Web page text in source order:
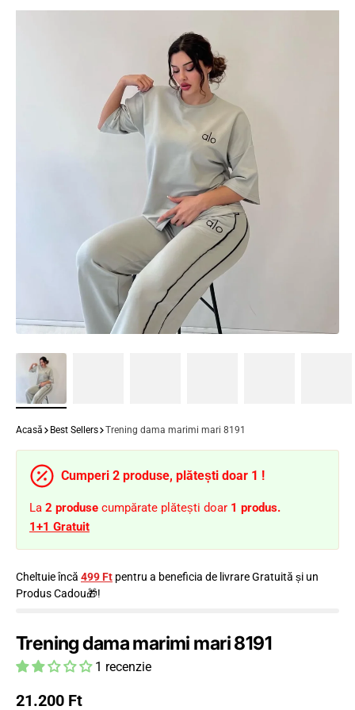
Acasă Best Sellers Trening dama marimi mari 8191
Cumperi 2 produse, plătești doar 1 !
La 2 produse cumpărate plătești doar 1 produs.
1+1 Gratuit
Cheltuie încă 499 Ft pentru a beneficia de livrare Gratuită și un
Produs Cadou🎁!
Trening dama marimi mari 8191
1 recenzie
Preț obișnuit
21.200 Ft